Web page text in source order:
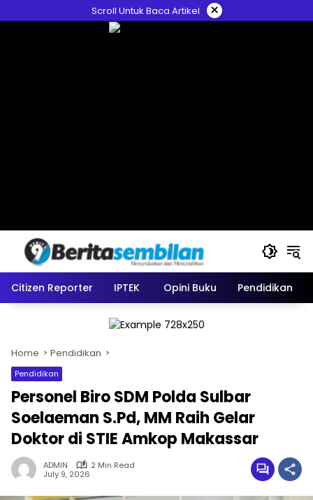
to
Scroll Untuk Baca Artikel ×
Citizen Reporter IPTEK Opini Buku Pendidikan
Home Pendidikan
Pendidikan
Personel Biro SDM Polda Sulbar
Soelaeman S.Pd, MM Raih Gelar
Doktor di STIE Amkop Makassar
ADMIN
2 Min Read
July 9, 2026